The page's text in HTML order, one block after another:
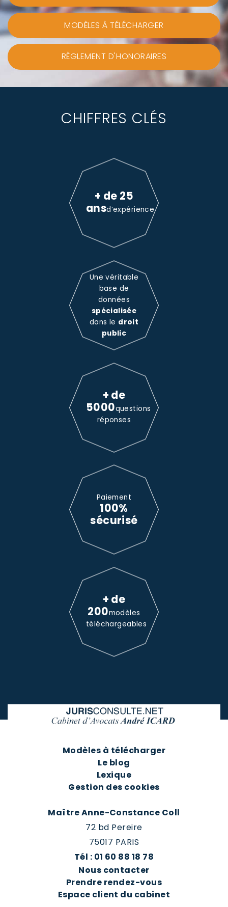
MODÈLES À TÉLÉCHARGER
RÈGLEMENT D'HONORAIRES
CHIFFRES CLÉS
+ de 25
ansd’expérience
Une véritable
base de
données
spécialisée
dans le droit
public
+ de
5000questions
réponses
Paiement
100%
sécurisé
+ de
200modèles
téléchargeables
Modèles à télécharger
Le blog
Lexique
Gestion des cookies
Maître Anne-Constance Coll
72 bd Pereire
75017 PARIS
Tél : 01 60 88 18 78
Nous contacter
Prendre rendez-vous
Espace client du cabinet